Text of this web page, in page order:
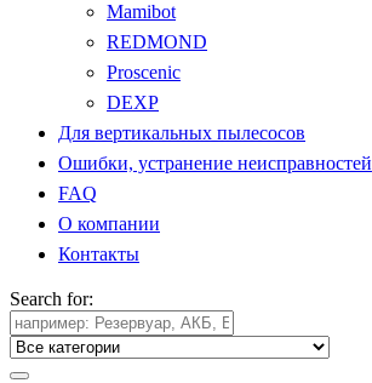
Mamibot
REDMOND
Proscenic
DEXP
Для вертикальных пылесосов
Ошибки, устранение неисправностей
FAQ
О компании
Контакты
Search for: